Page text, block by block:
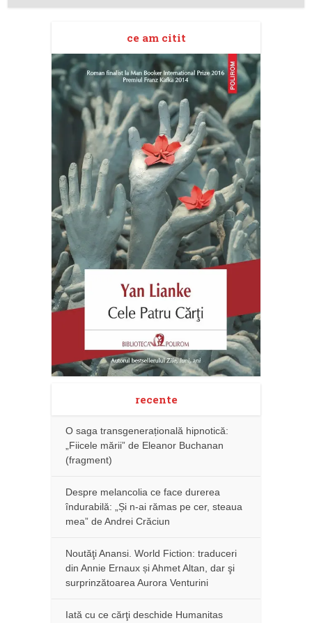
ce am citit
recente
O saga transgenerațională hipnotică:
„Fiicele mării” de Eleanor Buchanan
(fragment)
Despre melancolia ce face durerea
îndurabilă: „Și n-ai rămas pe cer, steaua
mea” de Andrei Crăciun
Noutăţi Anansi. World Fiction: traduceri
din Annie Ernaux și Ahmet Altan, dar şi
surprinzătoarea Aurora Venturini
Iată cu ce cărţi deschide Humanitas